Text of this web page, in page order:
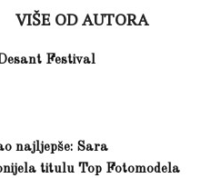
VIŠE OD AUTORA
Festival
najljepše: Sara
titulu Top Fotomodela